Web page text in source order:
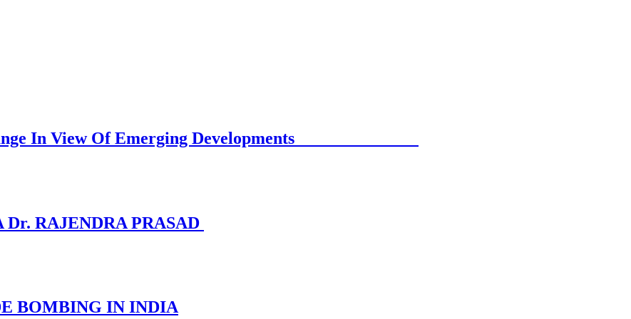
Change In View Of Emerging Developments
RAJENDRA PRASAD
BOMBING IN INDIA